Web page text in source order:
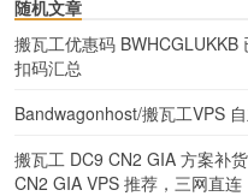
随机文章
搬瓦工优惠码
扣码汇总
Bandwagonhost/搬瓦工VPS
搬瓦工 DC9 CN2 GIA 方案补
CN2 GIA VPS 推荐，三网直连